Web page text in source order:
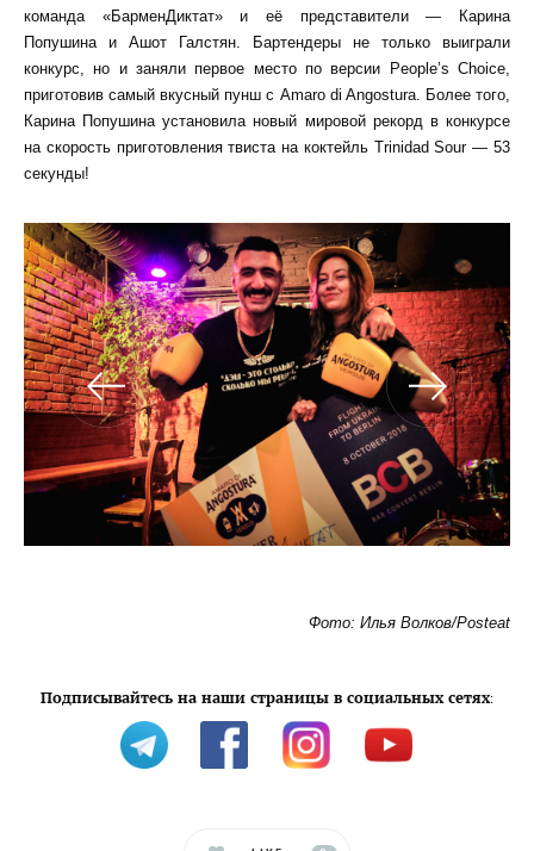
команда «БарменДиктат» и её представители — Карина
Попушина и Ашот Галстян. Бартендеры не только выиграли
конкурс, но и заняли первое место по версии People’s Choice,
приготовив самый вкусный пунш с Amaro di Angostura. Более того,
Карина Попушина установила новый мировой рекорд в конкурсе
на скорость приготовления твиста на коктейль Trinidad Sour — 53
секунды!
Фото: Илья Волков/Posteat
Подписывайтесь на наши страницы в социальных сетях: